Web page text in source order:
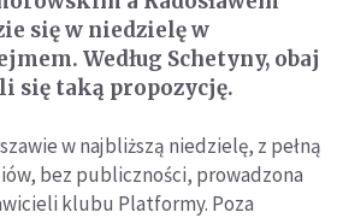
się w niedzielę w
Według Schetyny, obaj
się taką propozycję.
w najbliższą niedzielę, z pełną
bez publiczności, prowadzona
klubu Platformy. Poza